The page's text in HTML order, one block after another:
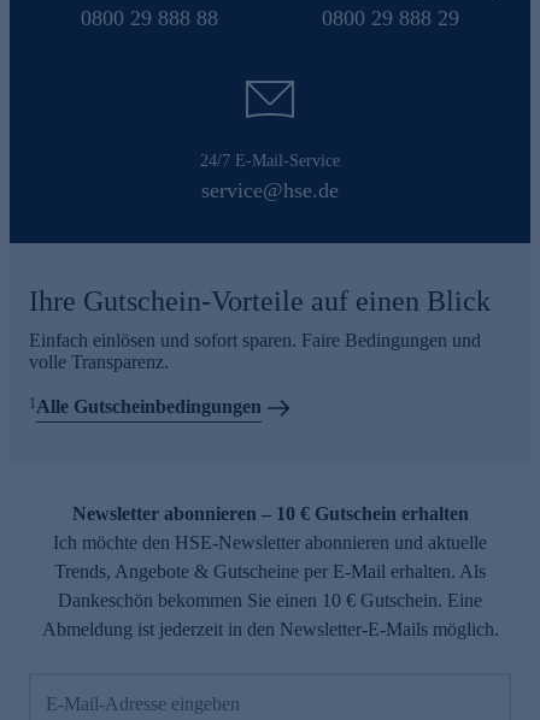
0800 29 888 88 0800 29 888 29
24/7 E-Mail-Service
service@hse.de
Ihre Gutschein-Vorteile auf einen Blick
Einfach einlösen und sofort sparen. Faire Bedingungen und
volle Transparenz.
1 Alle Gutscheinbedingungen
Newsletter abonnieren – 10 € Gutschein erhalten
Ich möchte den HSE-Newsletter abonnieren und aktuelle
Trends, Angebote & Gutscheine per E-Mail erhalten. Als
Dankeschön bekommen Sie einen 10 € Gutschein. Eine
Abmeldung ist jederzeit in den Newsletter-E-Mails möglich.
E-Mail-Adresse eingeben